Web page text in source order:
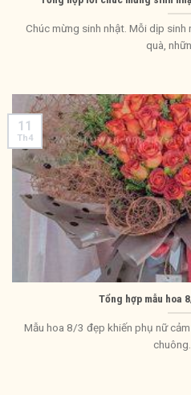
Chúc mừng sinh nhật. Mỗi dịp
quà,
Tổng hợp mẫu hoa
Mẫu hoa 8/3 đẹp khiến phụ nữ
chuông.
11
Th4